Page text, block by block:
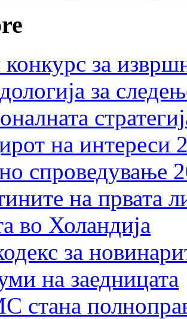
конкурс за
за
на интереси
спроведување
на првата
во Холандија
за
на заедницата